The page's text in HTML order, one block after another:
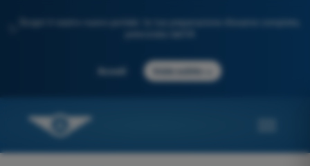
Scopri il nostro nuovo portale: la tua preparazione d'esame completa,
Accedi Inizia subito